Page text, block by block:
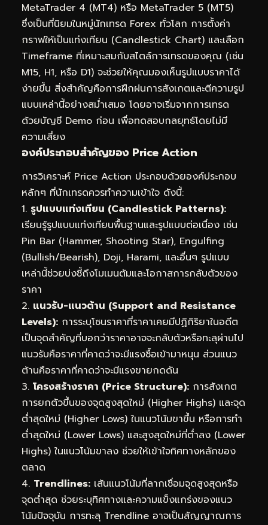
MetaTrader 4 (MT4) หรือ MetaTrader 5 (MT5)
ซึ่งเป็นที่นิยมในหมู่นักเทรด Forex ทั่วโลก การตั้งค่า
กราฟให้เป็นแท่งเทียน (Candlestick Chart) และเลือก
Timeframe ที่เหมาะสมกับสไตล์การเทรดของคุณ (เช่น
M15, H1, หรือ D1) จะช่วยให้คุณมองเห็นรูปแบบราคาได้
ง่ายขึ้น สิ่งสำคัญคือการฝึกฝนการสังเกตและตีความรูป
แบบเหล่านี้อย่างสม่ำเสมอ โดยอาจเริ่มจากการเทรด
ด้วยบัญชี Demo ก่อน เพื่อทดสอบกลยุทธ์โดยไม่มี
ความเสี่ยง
องค์ประกอบสำคัญของ Price Action
การวิเคราะห์ Price Action ประกอบด้วยองค์ประกอบ
หลักๆ ที่นักเทรดควรทำความเข้าใจ ดังนี้:
1. รูปแบบแท่งเทียน (Candlestick Patterns):
เรียนรู้รูปแบบแท่งเทียนพื้นฐานและรูปแบบต่อเนื่อง เช่น
Pin Bar (Hammer, Shooting Star), Engulfing
(Bullish/Bearish), Doji, Harami, และอื่นๆ รูปแบบ
เหล่านี้ช่วยบ่งชี้ถึงโมเมนตัมและโอกาสการกลับตัวของ
ราคา
2. แนวรับ-แนวต้าน (Support and Resistance
Levels): การระบุโซนราคาที่ราคาเคยมีปฏิกิริยาในอดีต
เป็นจุดสำคัญที่บอกว่าราคาอาจจะกลับตัวหรือทะลุผ่านไป
แนวรับคือราคาที่คาดว่าจะมีแรงซื้อเข้ามาหนุน ส่วนแนว
ต้านคือราคาที่คาดว่าจะมีแรงขายกดดัน
3. โครงสร้างราคา (Price Structure): การสังเกต
การยกตัวขึ้นของจุดสูงสุดใหม่ (Higher Highs) และจุด
ต่ำสุดใหม่ (Higher Lows) ในแนวโน้มขาขึ้น หรือการทำ
ต่ำสุดใหม่ (Lower Lows) และสูงสุดใหม่ที่ต่ำลง (Lower
Highs) ในแนวโน้มขาลง ช่วยให้เข้าใจทิศทางหลักของ
ตลาด
4. Trendlines: เส้นแนวโน้มที่ลากเชื่อมจุดสูงสุดหรือ
จุดต่ำสุด ช่วยระบุทิศทางและความแข็งแกร่งของแนว
โน้มปัจจุบัน การทะลุ Trendline อาจเป็นสัญญาณการ